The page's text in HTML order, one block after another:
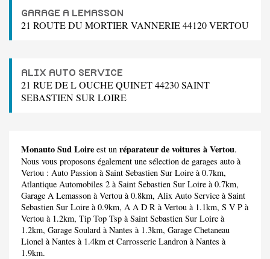
GARAGE A LEMASSON
21 ROUTE DU MORTIER VANNERIE 44120 VERTOU
ALIX AUTO SERVICE
21 RUE DE L OUCHE QUINET 44230 SAINT
SEBASTIEN SUR LOIRE
Monauto Sud Loire est un réparateur de voitures à Vertou.
Nous vous proposons également une sélection de garages auto à
Vertou : Auto Passion à Saint Sebastien Sur Loire à 0.7km,
Atlantique Automobiles 2 à Saint Sebastien Sur Loire à 0.7km,
Garage A Lemasson à Vertou à 0.8km, Alix Auto Service à Saint
Sebastien Sur Loire à 0.9km, A A D R à Vertou à 1.1km, S V P à
Vertou à 1.2km, Tip Top Tsp à Saint Sebastien Sur Loire à
1.2km, Garage Soulard à Nantes à 1.3km, Garage Chetaneau
Lionel à Nantes à 1.4km et Carrosserie Landron à Nantes à
1.9km.